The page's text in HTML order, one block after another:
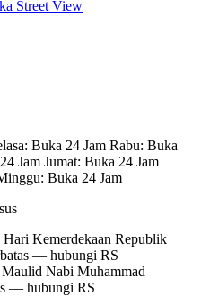
Street View
Buka 24 Jam Rabu: Buka
Jam Jumat: Buka 24 Jam
Buka 24 Jam
Hari Kemerdekaan Republik
— hubungi RS
Nabi Muhammad
— hubungi RS